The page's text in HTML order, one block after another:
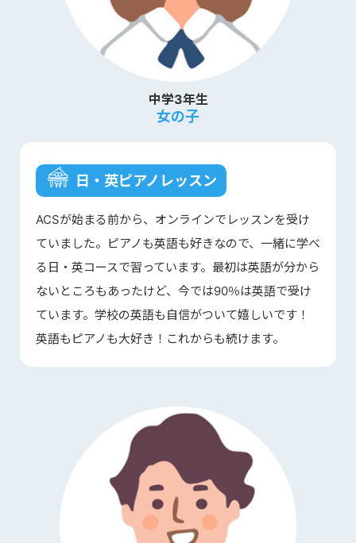
中学3年生
女の子
日・英ピアノレッスン
ACSが始まる前から、オンラインでレッスンを受け
ていました。ピアノも英語も好きなので、一緒に学べ
る日・英コースで習っています。最初は英語が分から
ないところもあったけど、今では90％は英語で受け
ています。学校の英語も自信がついて嬉しいです！
英語もピアノも大好き！これからも続けます。